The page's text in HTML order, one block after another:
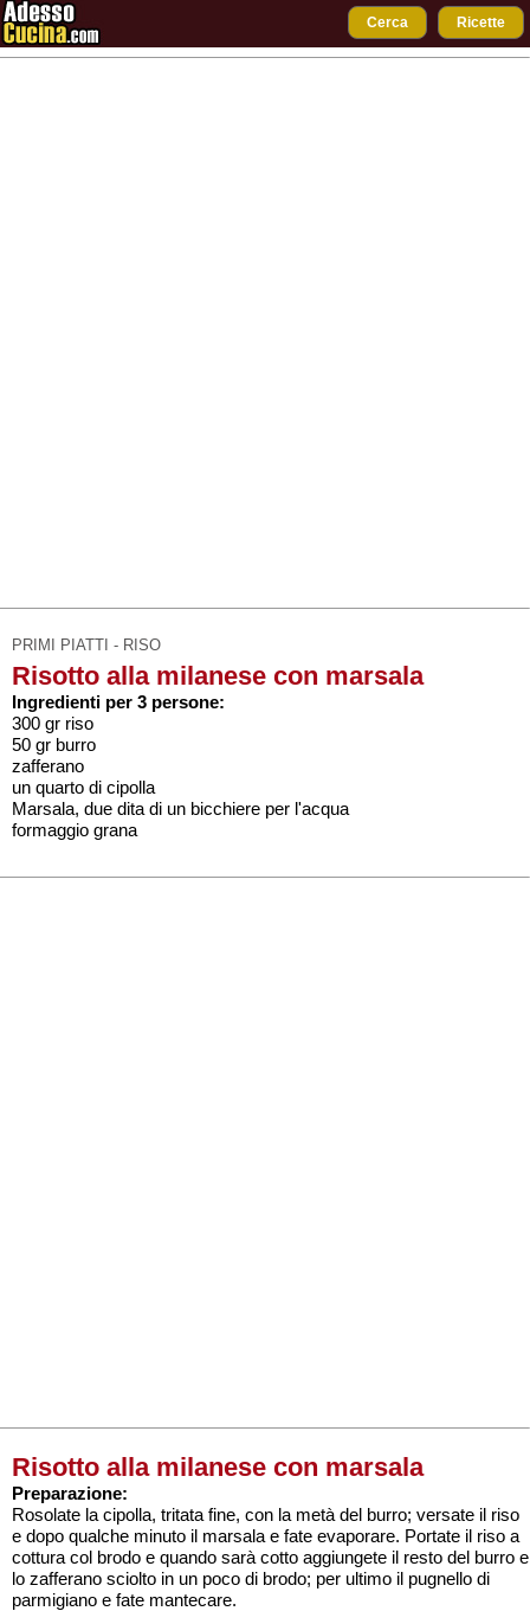
Cerca Ricette
PRIMI PIATTI - RISO
Risotto alla milanese con marsala
Ingredienti per 3 persone:
300 gr riso
50 gr burro
zafferano
un quarto di cipolla
Marsala, due dita di un bicchiere per l'acqua
formaggio grana
Risotto alla milanese con marsala
Preparazione:
Rosolate la cipolla, tritata fine, con la metà del burro; versate il riso
e dopo qualche minuto il marsala e fate evaporare. Portate il riso a
cottura col brodo e quando sarà cotto aggiungete il resto del burro e
lo zafferano sciolto in un poco di brodo; per ultimo il pugnello di
parmigiano e fate mantecare.